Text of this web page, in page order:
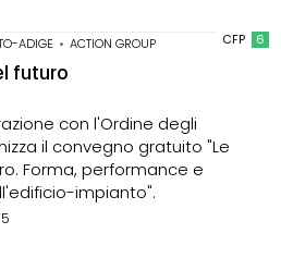
CFP 6
ADIGE • ACTION GROUP
futuro
con l'Ordine degli
il convegno gratuito "Le
Forma, performance e
impianto".